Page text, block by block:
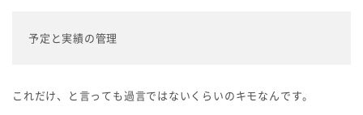
予定と実績の管理
これだけ、と言っても過言ではないくらいのキモなんです。